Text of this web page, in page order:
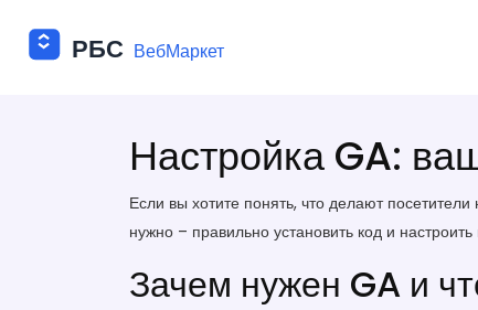
Настройка GA:
Если вы хотите понять, что делают
нужно – правильно установить код и
Зачем нужен GA и